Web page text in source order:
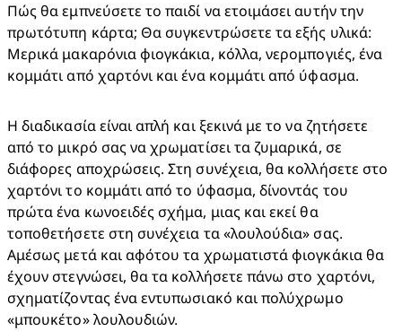
Πώς θα εμπνεύσετε το παιδί να ετοιμάσει αυτήν την
πρωτότυπη κάρτα; Θα συγκεντρώσετε τα εξής υλικά:
Μερικά μακαρόνια φιογκάκια, κόλλα, νερομπογιές, ένα
κομμάτι από χαρτόνι και ένα κομμάτι από ύφασμα.
Η διαδικασία είναι απλή και ξεκινά με το να ζητήσετε
από το μικρό σας να χρωματίσει τα ζυμαρικά, σε
διάφορες αποχρώσεις. Στη συνέχεια, θα κολλήσετε στο
χαρτόνι το κομμάτι από το ύφασμα, δίνοντάς του
πρώτα ένα κωνοειδές σχήμα, μιας και εκεί θα
τοποθετήσετε στη συνέχεια τα «λουλούδια» σας.
Αμέσως μετά και αφότου τα χρωματιστά φιογκάκια θα
έχουν στεγνώσει, θα τα κολλήσετε πάνω στο χαρτόνι,
σχηματίζοντας ένα εντυπωσιακό και πολύχρωμο
«μπουκέτο» λουλουδιών.